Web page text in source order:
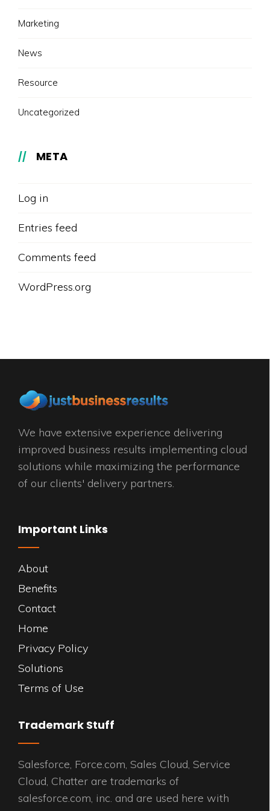
Marketing
News
Resource
Uncategorized
META
Log in
Entries feed
Comments feed
WordPress.org
We have extensive experience delivering
improved business results implementing cloud
solutions while maximizing the performance
of our clients' delivery partners.
Important Links
About
Benefits
Contact
Home
Privacy Policy
Solutions
Terms of Use
Trademark Stuff
Salesforce, Force.com, Sales Cloud, Service
Cloud, Chatter are trademarks of
salesforce.com, inc. and are used here with